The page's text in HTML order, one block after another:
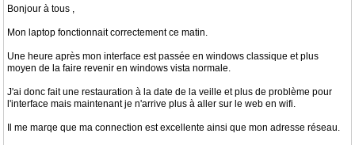
Bonjour à tous ,
Mon laptop fonctionnait correctement ce matin.
Une heure après mon interface est passée en windows classique et plus
moyen de la faire revenir en windows vista normale.
J'ai donc fait une restauration à la date de la veille et plus de problème pour
l'interface mais maintenant je n'arrive plus à aller sur le web en wifi.
Il me marqe que ma connection est excellente ainsi que mon adresse réseau.